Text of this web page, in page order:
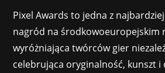
Pixel Awards to jedna z
nagród na środkowoeuropejskim
wyróżniająca twórców gier
celebrująca oryginalność, kunszt i